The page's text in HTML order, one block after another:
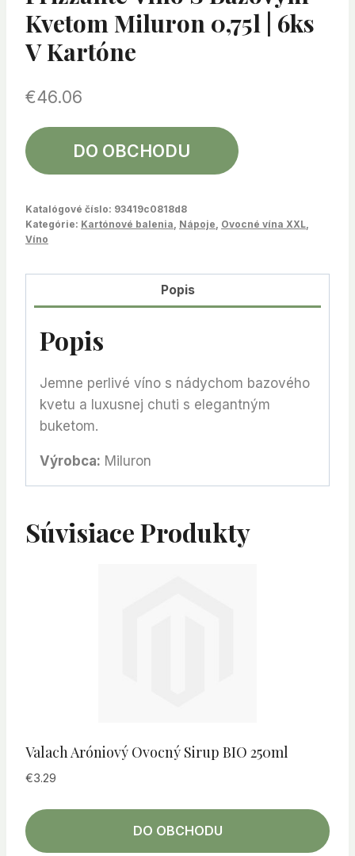
Kvetom Miluron 0,75l | 6ks
V Kartóne
€46.06
DO OBCHODU
Katalógové číslo: 93419c0818d8
Kategórie: Kartónové balenia Nápoje Ovocné vína XXL
Víno
Popis
Popis
Jemne perlivé víno s nádychom bazového
kvetu a luxusnej chuti s elegantným
buketom.
Výrobca: Miluron
Súvisiace Produkty
Valach Aróniový Ovocný Sirup BIO 250ml
€3.29
DO OBCHODU